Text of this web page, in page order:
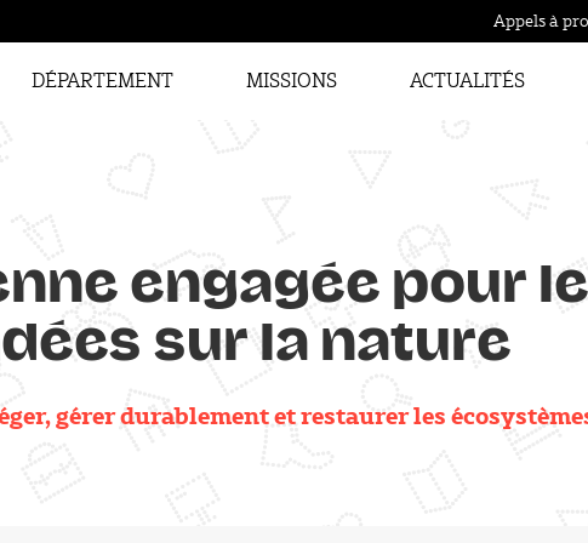
Appels à
DÉPARTEMENT MISSIONS ACTUALITÉS
engagée pour
sur la nature
gérer durablement et restaurer les